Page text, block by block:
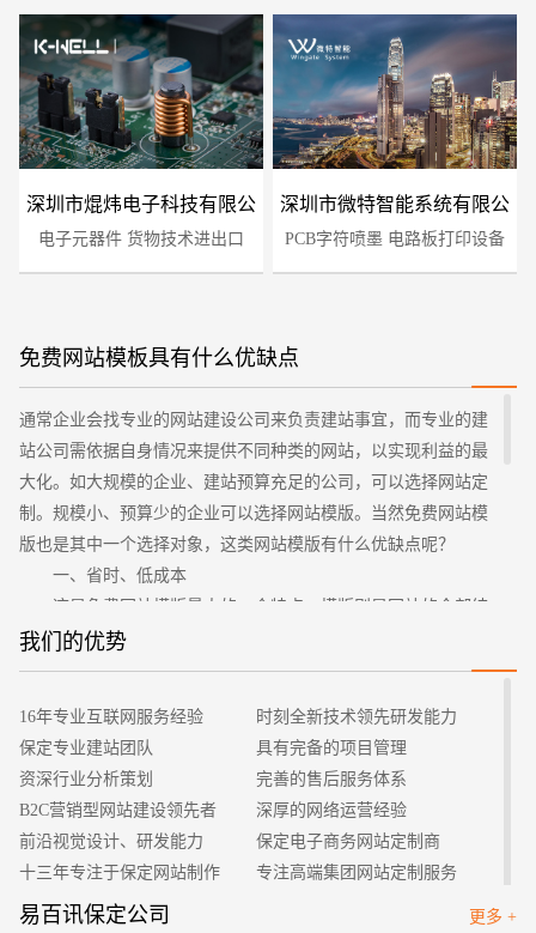
深圳市焜炜电子科技有限公
司
电子元器件 货物技术进出口
深圳市微特智能系统有限公
司
PCB字符喷墨 电路板打印设备
免费网站模板具有什么优缺点
通常企业会找专业的网站建设公司来负责建站事宜，而专业的建
站公司需依据自身情况来提供不同种类的网站，以实现利益的最
大化。如大规模的企业、建站预算充足的公司，可以选择网站定
制。规模小、预算少的企业可以选择网站模版。当然免费网站模
版也是其中一个选择对象，这类网站模版有什么优缺点呢？
一、省时、低成本
这是免费网站模版最大的一个特点，模版则是网站的全部结
构都确定好，无需建站公司来花时间与精力来设计网站结构与页
面，只需依据自身需求来加入一定的文章与内容，这既节省时
三、不能自行编辑网站模版
我们的优势
16年专业互联网服务经验
保定专业建站团队
资深行业分析策划
B2C营销型网站建设领先者
前沿视觉设计、研发能力
十三年专注于保定网站制作
客户的满意是我们唯一的宗旨
时刻全新技术领先研发能力
具有完备的项目管理
完善的售后服务体系
深厚的网络运营经验
保定电子商务网站定制商
专注高端集团网站定制服务
更多 +
易百讯保定公司